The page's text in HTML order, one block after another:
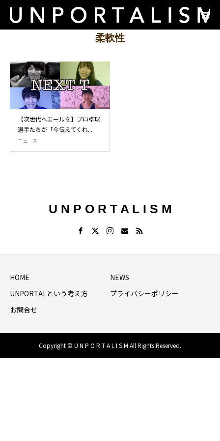
柔軟性
【次世代へエールを】プロ卓球
選手たちが「今伝えてくれ...
ニュース
U N P O R T A L I S M
HOME
NEWS
UNPORTALという考え方
プライバシーポリシー
お問合せ
Copyright © U N P O R T A L I S M All Rights Reserved.